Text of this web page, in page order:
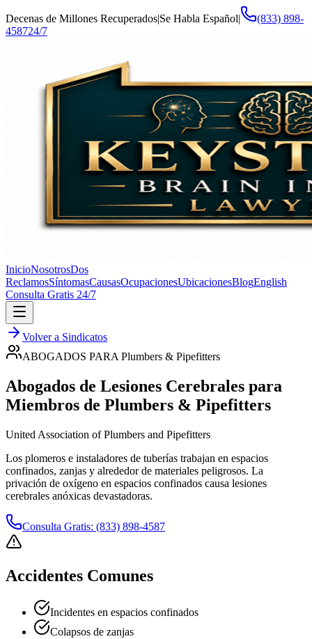
Decenas de Millones Recuperados|Se Habla Español|
(833) 898-
458724/7
InicioNosotrosDos
ReclamosSíntomasCausasOcupacionesUbicacionesBlogEnglish
Consulta Gratis 24/7
Volver a Sindicatos
ABOGADOS PARA Plumbers & Pipefitters
Abogados de Lesiones Cerebrales para
Miembros de Plumbers & Pipefitters
United Association of Plumbers and Pipefitters
Los plomeros e instaladores de tuberías trabajan en espacios
confinados, zanjas y alrededor de materiales peligrosos. La
privación de oxígeno en espacios confinados causa lesiones
cerebrales anóxicas devastadoras.
Consulta Gratis: (833) 898-4587
Accidentes Comunes
Incidentes en espacios confinados
Colapsos de zanjas